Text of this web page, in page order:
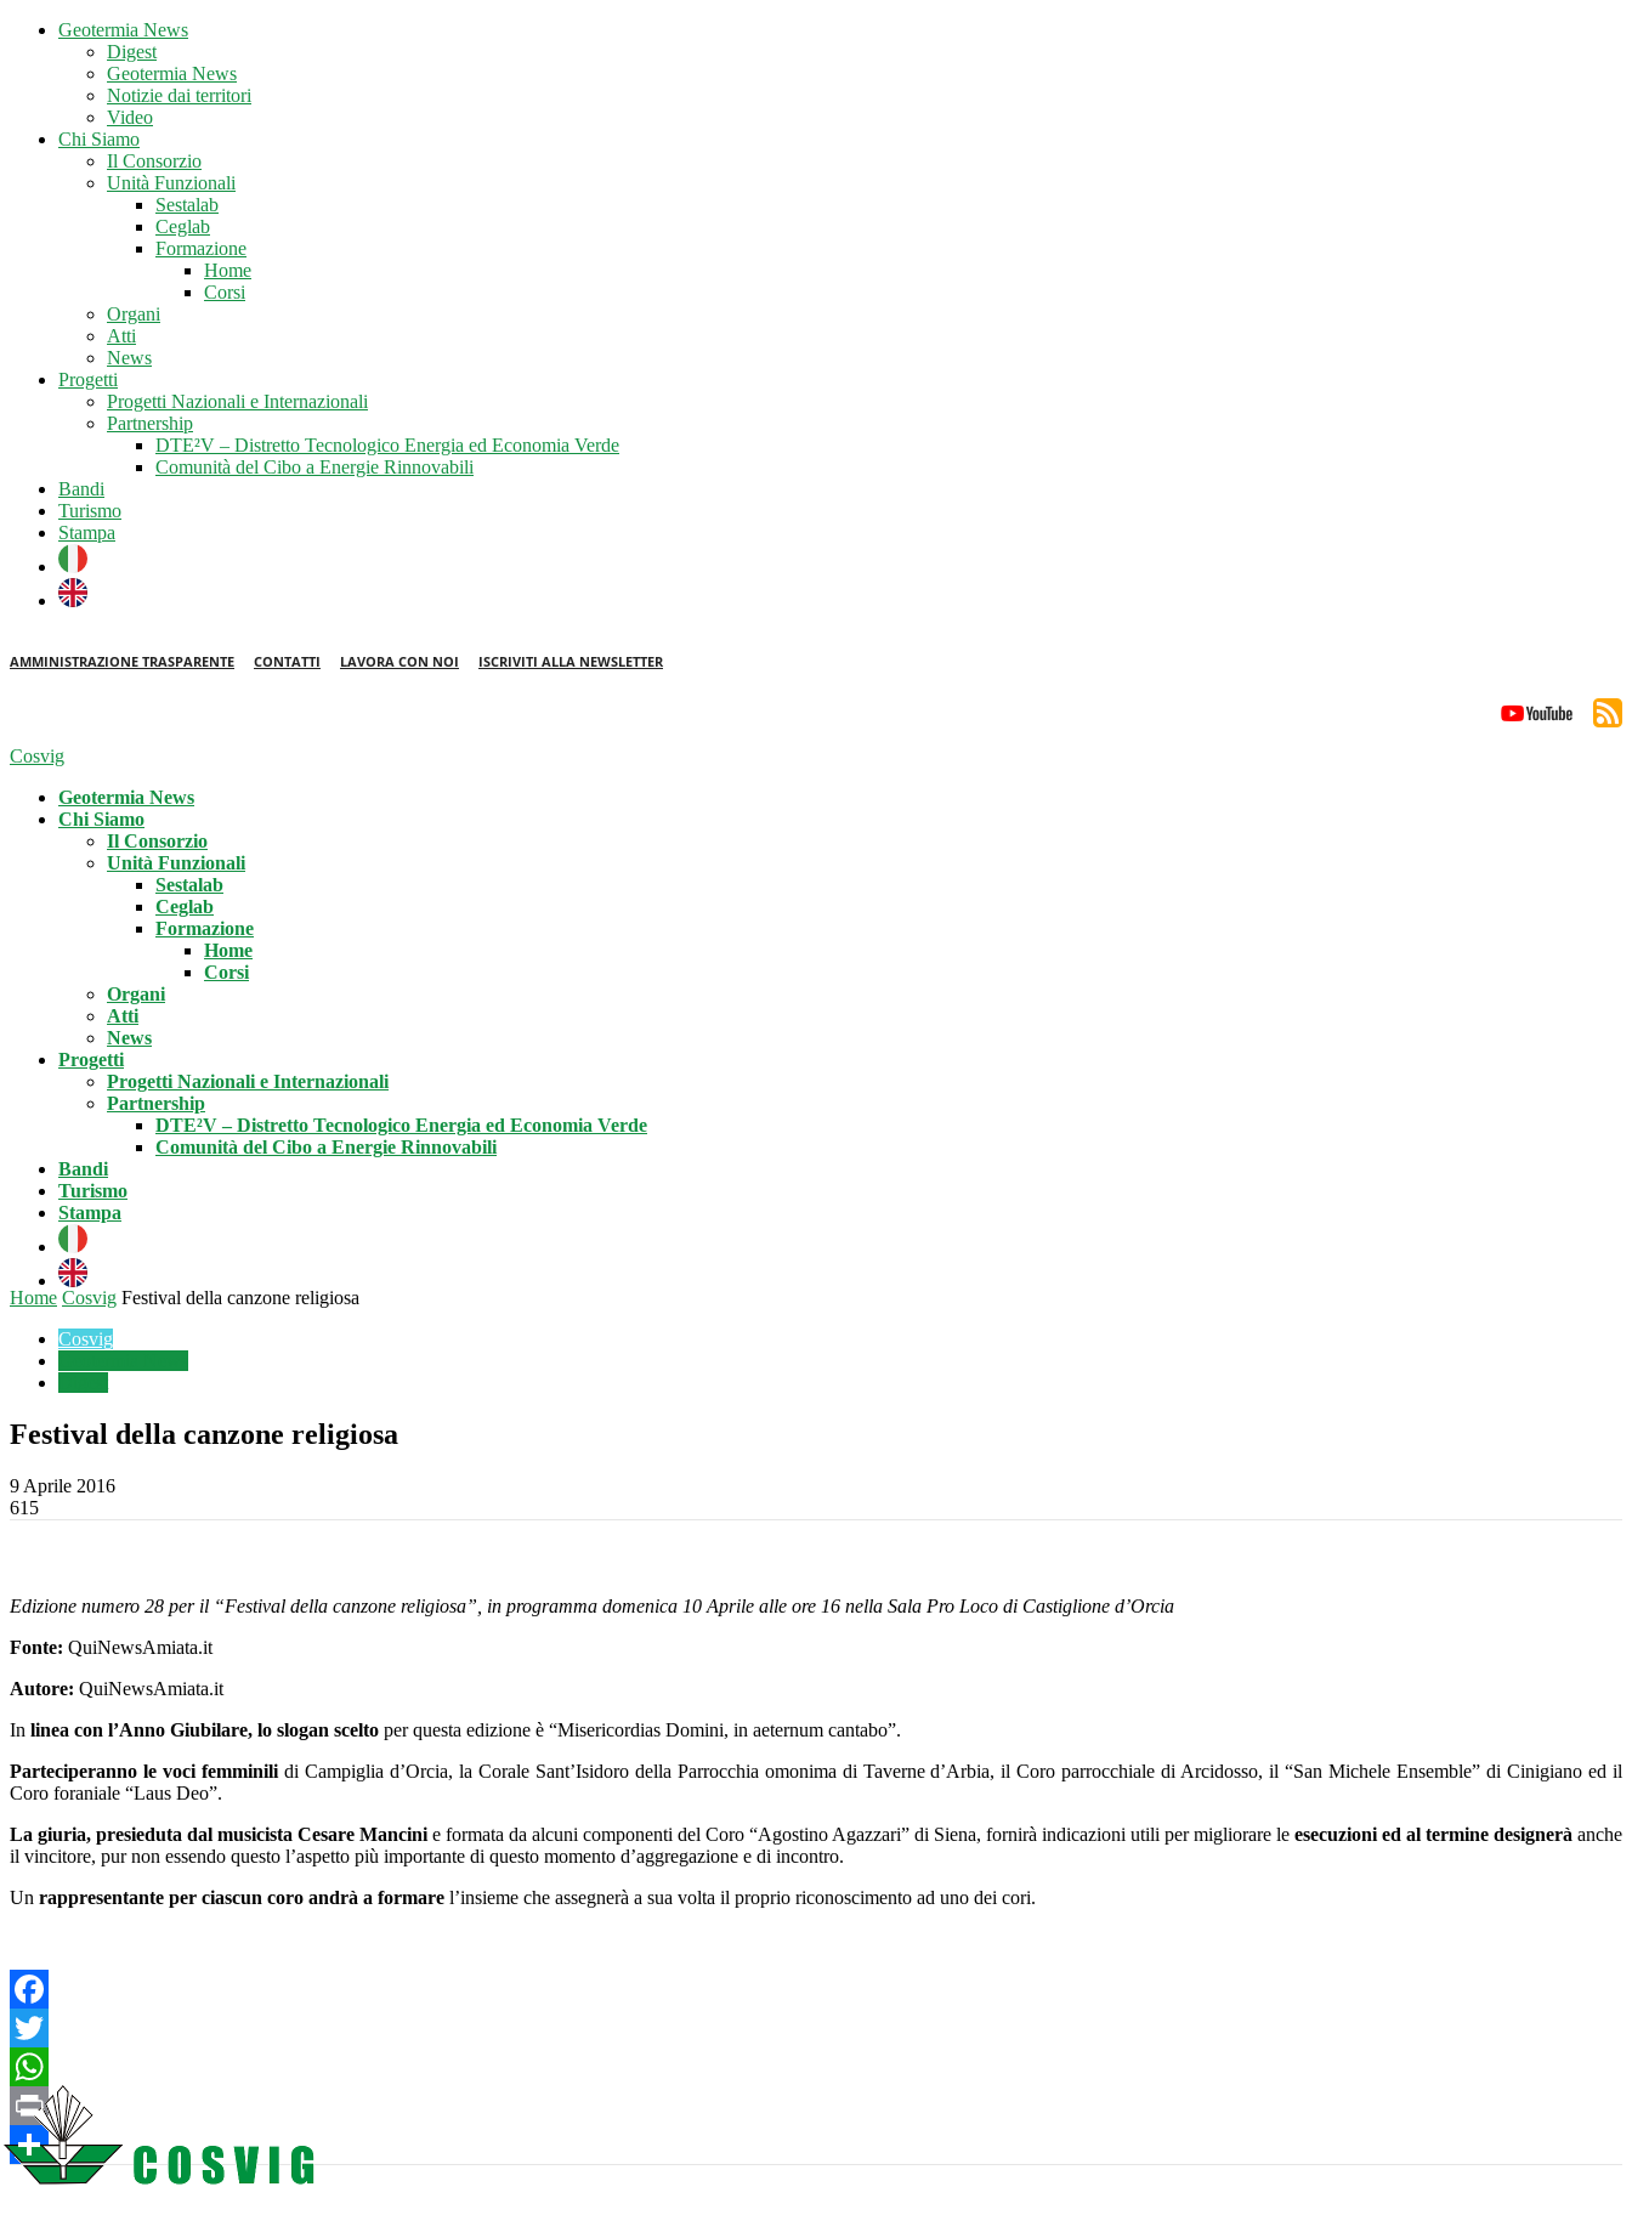
Geotermia News
Digest
Geotermia News
Notizie dai territori
Video
Chi Siamo
Il Consorzio
Unità Funzionali
Sestalab
Ceglab
Formazione
Home
Corsi
Organi
Atti
News
Progetti
Progetti Nazionali e Internazionali
Partnership
DTE²V – Distretto Tecnologico Energia ed Economia Verde
Comunità del Cibo a Energie Rinnovabili
Bandi
Turismo
Stampa
AMMINISTRAZIONE TRASPARENTE CONTATTI LAVORA CON NOI ISCRIVITI ALLA NEWSLETTER
Cosvig
Geotermia News
Chi Siamo
Il Consorzio
Unità Funzionali
Sestalab
Ceglab
Formazione
Home
Corsi
Organi
Atti
News
Progetti
Progetti Nazionali e Internazionali
Partnership
DTE²V – Distretto Tecnologico Energia ed Economia Verde
Comunità del Cibo a Energie Rinnovabili
Bandi
Turismo
Stampa
Home Cosvig Festival della canzone religiosa
Cosvig
Festival della canzone religiosa
9 Aprile 2016
615
Edizione numero 28 per il “Festival della canzone religiosa”, in programma domenica 10 Aprile alle ore 16 nella Sala Pro Loco di Castiglione d’Orcia
Fonte: QuiNewsAmiata.it
Autore: QuiNewsAmiata.it
In linea con l’Anno Giubilare, lo slogan scelto per questa edizione è “Misericordias Domini, in aeternum cantabo”.
Parteciperanno le voci femminilidi Campiglia d’Orcia, la Corale Sant’Isidoro della Parrocchia omonima di Taverne d’Arbia, il Coro parrocchiale di Arcidosso, il “San Michele Ensemble” di Cinigiano ed il
Coro foraniale “Laus Deo”.
La giuria, presieduta dal musicista Cesare Mancini e formata da alcuni componenti del Coro “Agostino Agazzari” di Siena, fornirà indicazioni utili per migliorare le esecuzioni ed al termine designerà anche
il vincitore, pur non essendo questo l’aspetto più importante di questo momento d’aggregazione e di incontro.
Un rappresentante per ciascun coro andrà a formare l’insieme che assegnerà a sua volta il proprio riconoscimento ad uno dei cori.
Facebook
Twitter
WhatsApp
Print
Condividi